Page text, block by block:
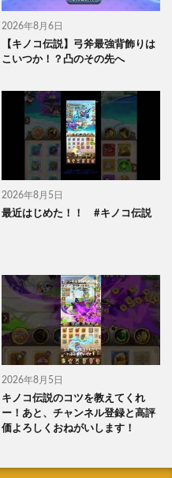
2026年8月6日
【キノコ伝説】弓斧最強背飾りは
こいつか！？凸のその先へ
2026年8月5日
最近はじめた！！ #キノコ伝説
2026年8月5日
キノコ伝説のコツを教えてくれ
ー！あと、チャンネル登録と高評
価よろしくおねがいします！